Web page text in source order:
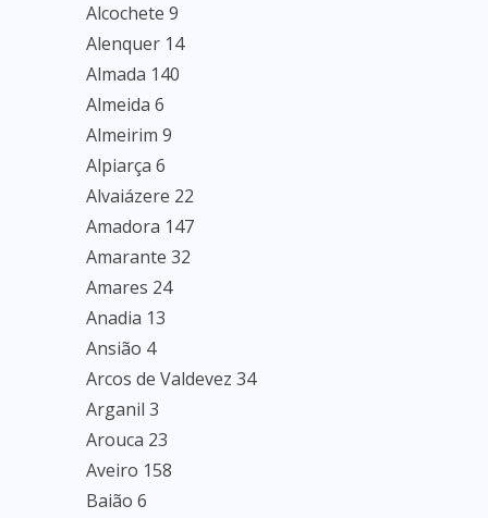
Alcochete 9
Alenquer 14
Almada 140
Almeida 6
Almeirim 9
Alpiarça 6
Alvaiázere 22
Amadora 147
Amarante 32
Amares 24
Anadia 13
Ansião 4
Arcos de Valdevez 34
Arganil 3
Arouca 23
Aveiro 158
Baião 6